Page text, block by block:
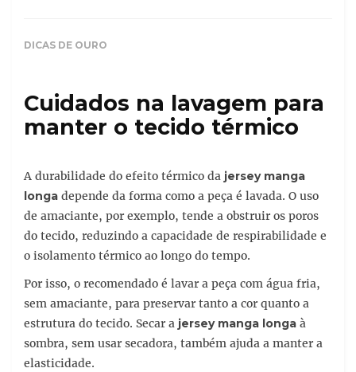
DICAS DE OURO
Cuidados na lavagem para
manter o tecido térmico
A durabilidade do efeito térmico da jersey manga
longa depende da forma como a peça é lavada. O uso
de amaciante, por exemplo, tende a obstruir os poros
do tecido, reduzindo a capacidade de respirabilidade e
o isolamento térmico ao longo do tempo.
Por isso, o recomendado é lavar a peça com água fria,
sem amaciante, para preservar tanto a cor quanto a
estrutura do tecido. Secar a jersey manga longa à
sombra, sem usar secadora, também ajuda a manter a
elasticidade.